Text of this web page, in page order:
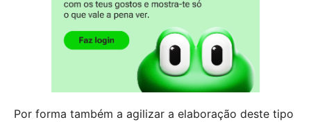
Por forma também a agilizar a elaboração deste tipo